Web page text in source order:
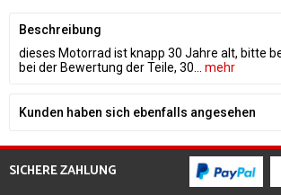
Beschreibung
dieses Motorrad ist knapp 30 Jahre alt, bitte
bei der Bewertung der Teile, 30...
mehr
Kunden haben sich ebenfalls angesehen
SICHERE ZAHLUNG